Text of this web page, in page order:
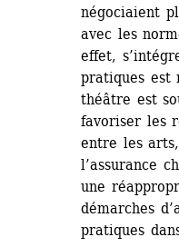
négociaient
avec les
effet,
pratiques est
théâtre est
favoriser les
entre les
l’assurance
une
démarches
pratiques